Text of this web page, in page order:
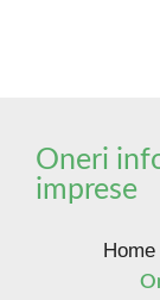
Oneri
imprese
Home